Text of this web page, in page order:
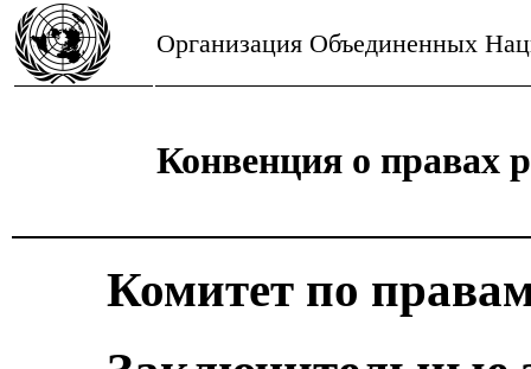
Организация Объединенных
Конвенция о правах
Комитет по